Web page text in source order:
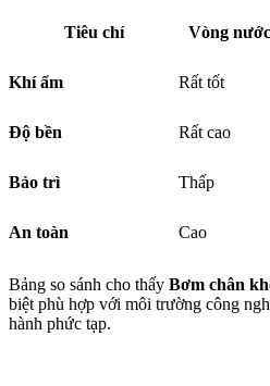
Tiêu chí Vòng
Khí ẩm Rất tốt
Độ bền Rất cao
Bảo trì Thấp
An toàn Cao
Bảng so sánh cho thấy Bơm chân
biệt phù hợp với môi trường công
hành phức tạp.